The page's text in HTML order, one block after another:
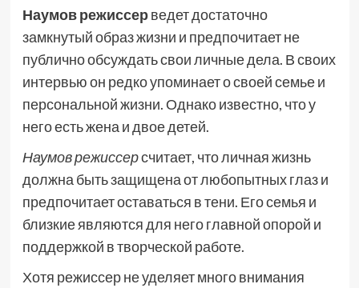
Наумов режиссерведет достаточно
замкнутый образ жизни и предпочитает не
публично обсуждать свои личные дела. В своих
интервью он редко упоминает о своей семье и
персональной жизни. Однако известно, что у
него есть жена и двое детей.
Наумов режиссерсчитает, что личная жизнь
должна быть защищена от любопытных глаз и
предпочитает оставаться в тени. Его семья и
близкие являются для него главной опорой и
поддержкой в творческой работе.
Хотя режиссер не уделяет много внимания